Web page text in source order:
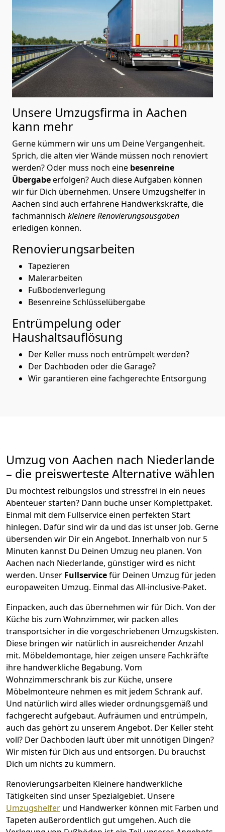
Unsere Umzugsfirma in Aachen
kann mehr
Gerne kümmern wir uns um Deine Vergangenheit.
Sprich, die alten vier Wände müssen noch renoviert
werden? Oder muss noch eine besenreine
Übergabeerfolgen? Auch diese Aufgaben können
wir für Dich übernehmen. Unsere Umzugshelfer in
Aachen sind auch erfahrene Handwerkskräfte, die
fachmännisch kleinere Renovierungsausgaben
erledigen können.
Renovierungsarbeiten
Tapezieren
Malerarbeiten
Fußbodenverlegung
Besenreine Schlüsselübergabe
Entrümpelung oder
Haushaltsauflösung
Der Keller muss noch entrümpelt werden?
Der Dachboden oder die Garage?
Wir garantieren eine fachgerechte Entsorgung
Umzug von Aachen nach Niederlande
– die preiswerteste Alternative wählen
Du möchtest reibungslos und stressfrei in ein neues
Abenteuer starten? Dann buche unser Komplettpaket.
Einmal mit dem Fullservice einen perfekten Start
hinlegen. Dafür sind wir da und das ist unser Job. Gerne
übersenden wir Dir ein Angebot. Innerhalb von nur 5
Minuten kannst Du Deinen Umzug neu planen. Von
Aachen nach Niederlande, günstiger wird es nicht
werden. Unser Fullservicefür Deinen Umzug für jeden
europaweiten Umzug. Einmal das All-inclusive-Paket.
Einpacken, auch das übernehmen wir für Dich. Von der
Küche bis zum Wohnzimmer, wir packen alles
transportsicher in die vorgeschriebenen Umzugskisten.
Diese bringen wir natürlich in ausreichender Anzahl
mit. Möbeldemontage, hier zeigen unsere Fachkräfte
ihre handwerkliche Begabung. Vom
Wohnzimmerschrank bis zur Küche, unsere
Möbelmonteure nehmen es mit jedem Schrank auf.
Und natürlich wird alles wieder ordnungsgemäß und
fachgerecht aufgebaut. Aufräumen und entrümpeln,
auch das gehört zu unserem Angebot. Der Keller steht
voll? Der Dachboden läuft über mit unnötigen Dingen?
Wir misten für Dich aus und entsorgen. Du brauchst
Dich um nichts zu kümmern.
Renovierungsarbeiten Kleinere handwerkliche
Tätigkeiten sind unser Spezialgebiet. Unsere
Umzugshelfer und Handwerker können mit Farben und
Tapeten außerordentlich gut umgehen. Auch die